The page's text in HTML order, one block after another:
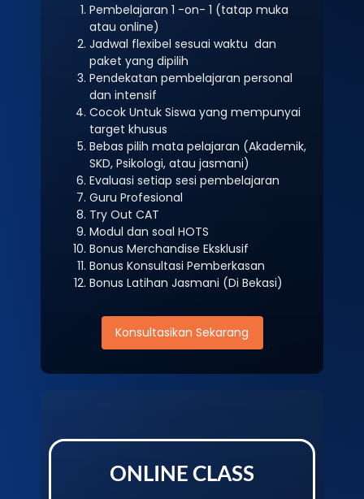
Pembelajaran 1 -on- 1 (tatap muka
atau online)
Jadwal flexibel sesuai waktu dan
paket yang dipilih
Pendekatan pembelajaran personal
dan intensif
Cocok Untuk Siswa yang mempunyai
target khusus
Bebas pilih mata pelajaran (Akademik,
SKD, Psikologi, atau jasmani)
Evaluasi setiap sesi pembelajaran
Guru Profesional
Try Out CAT
Modul dan soal HOTS
Bonus Merchandise Eksklusif
Bonus Konsultasi Pemberkasan
Bonus Latihan Jasmani (Di Bekasi)
Konsultasikan Sekarang
ONLINE CLASS